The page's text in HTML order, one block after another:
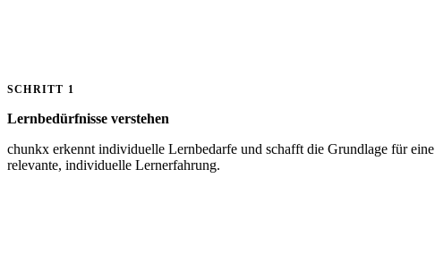
SCHRITT 1
Lernbedürfnisse verstehen
chunkx erkennt individuelle Lernbedarfe und schafft die Grundlage für eine
relevante, individuelle Lernerfahrung.